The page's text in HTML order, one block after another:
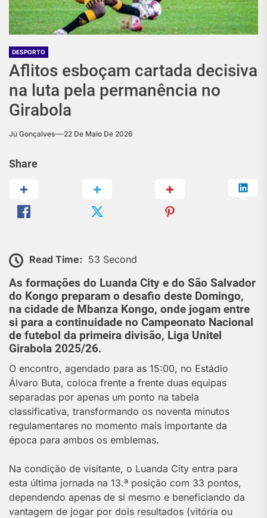
DESPORTO
Aflitos esboçam cartada decisiva
na luta pela permanência no
Girabola
Jú Gonçalves 22 De Maio De 2026
Share
Read Time: 53 Second
As formações do Luanda City e do São Salvador
do Kongo preparam o desafio deste Domingo,
na cidade de Mbanza Kongo, onde jogam entre
si para a continuidade no Campeonato Nacional
de futebol da primeira divisão, Liga Unitel
Girabola 2025/26.
O encontro, agendado para as 15:00, no Estádio
Álvaro Buta, coloca frente a frente duas equipas
separadas por apenas um ponto na tabela
classificativa, transformando os noventa minutos
regulamentares no momento mais importante da
época para ambos os emblemas.
Na condição de visitante, o Luanda City entra para
esta última jornada na 13.ª posição com 33 pontos,
dependendo apenas de si mesmo e beneficiando da
vantagem de jogar por dois resultados (vitória ou